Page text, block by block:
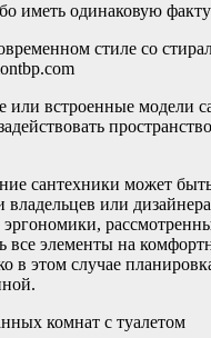
иметь одинаковую
стиле со
или встроенные модели
сантехники может
владельцев или
все элементы на
в этом случае
комнат с туалетом